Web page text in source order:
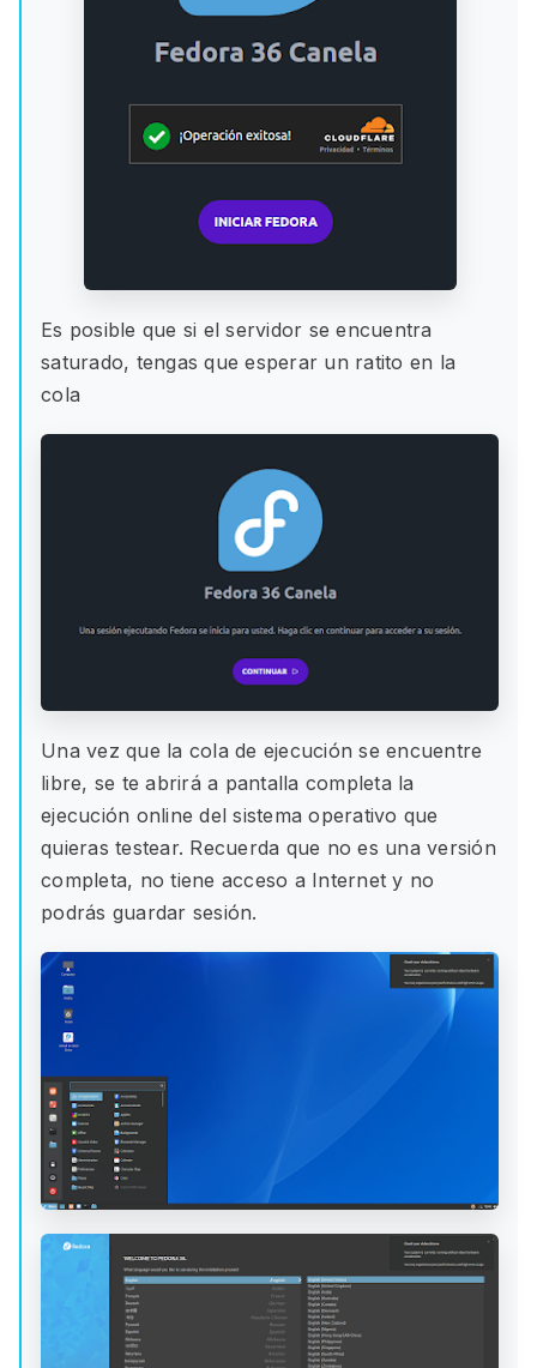
Es posible que si el servidor se encuentra
saturado, tengas que esperar un ratito en la
cola
Una vez que la cola de ejecución se encuentre
libre, se te abrirá a pantalla completa la
ejecución online del sistema operativo que
quieras testear. Recuerda que no es una versión
completa, no tiene acceso a Internet y no
podrás guardar sesión.